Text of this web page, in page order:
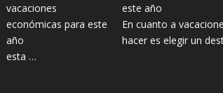
este año
En cuanto a
hacer es elegir un
esta …